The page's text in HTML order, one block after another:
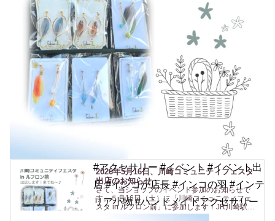
2026年5月16日、川崎コミュニティフェスタ
出店のお知らせ
さて、当ショップのイベント参加のお知らせで
す。５月16日（土）に「川崎コミュニティフェ
スタ in ルフロン前」に参加します！JR川崎駅東
口 からすぐの駅前広場(ルフロン前広場)での開催
#アクセサリー #イベント #イベント出
店 #インコが店長 #インコの羽 #インテ
リア小物 #ハンドメイドアクセサリー